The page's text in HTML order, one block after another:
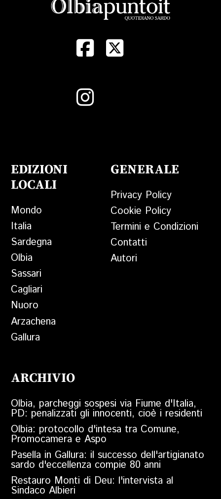
EDIZIONI
LOCALI
Mondo
Italia
Sardegna
Olbia
Sassari
Cagliari
Nuoro
Arzachena
Gallura
GENERALE
Privacy Policy
Cookie Policy
Termini e Condizioni
Contatti
Autori
ARCHIVIO
Olbia, parcheggi sospesi via Fiume d'Italia,
PD: penalizzati gli innocenti, cioè i residenti
Olbia: protocollo d'intesa tra Comune,
Promocamera e Aspo
Pasella in Gallura: il successo dell'artigianato
sardo d'eccellenza compie 80 anni
Restauro Monti di Deu: l'intervista al
Sindaco Albieri